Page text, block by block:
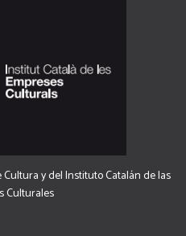
y del Instituto Catalán de las
Culturales